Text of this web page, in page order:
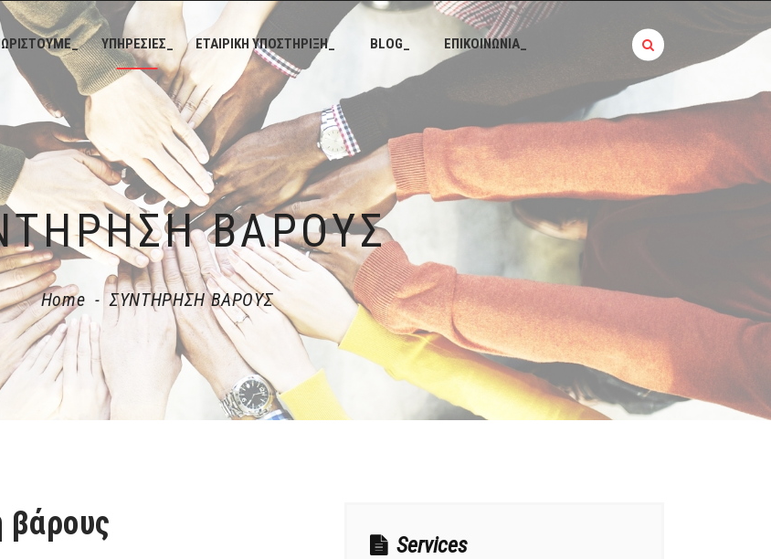
ΥΠΗΡΕΣΙΕΣ_ ΕΤΑΙΡΙΚΗ ΥΠΟΣΤΗΡΙΞΗ_ BLOG_ ΕΠΙΚΟΙΝΩΝΙΑ_
ΒΑΡΟΥΣ
Home - ΣΥΝΤΗΡΗΣΗ ΒΑΡΟΥΣ
βάρους
Services